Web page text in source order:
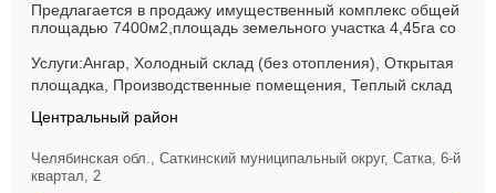
Предлагается в продажу имущественный комплекс общей
площадью 7400м2,площадь земельного участка 4,45га со
Услуги:Ангар, Холодный склад (без отопления), Открытая
площадка, Производственные помещения, Теплый склад
Центральный район
Челябинская обл., Саткинский муниципальный округ, Сатка, 6-й
квартал, 2